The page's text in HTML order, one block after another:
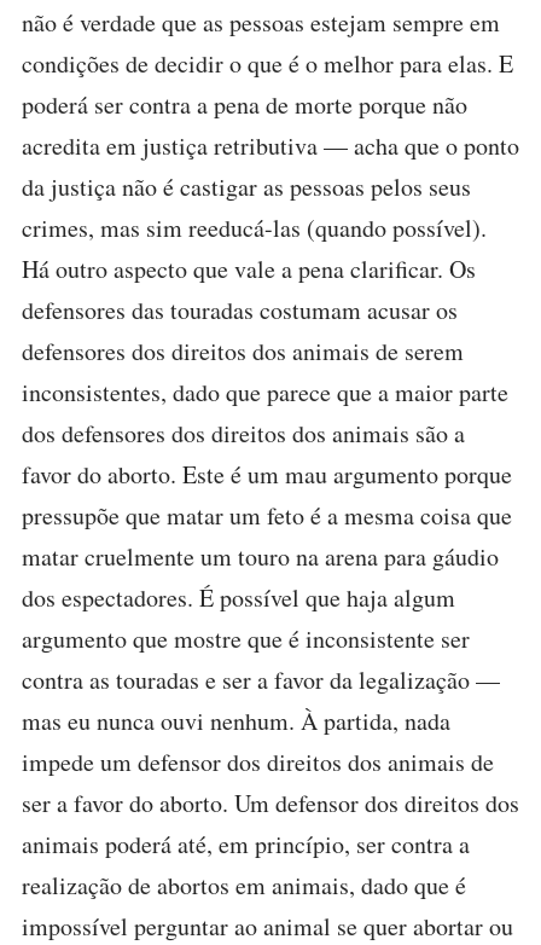
não é verdade que as pessoas estejam sempre em
condições de decidir o que é o melhor para elas. E
poderá ser contra a pena de morte porque não
acredita em justiça retributiva — acha que o ponto
da justiça não é castigar as pessoas pelos seus
crimes, mas sim reeducá-las (quando possível).
Há outro aspecto que vale a pena clarificar. Os
defensores das touradas costumam acusar os
defensores dos direitos dos animais de serem
inconsistentes, dado que parece que a maior parte
dos defensores dos direitos dos animais são a
favor do aborto. Este é um mau argumento porque
pressupõe que matar um feto é a mesma coisa que
matar cruelmente um touro na arena para gáudio
dos espectadores. É possível que haja algum
argumento que mostre que é inconsistente ser
contra as touradas e ser a favor da legalização —
mas eu nunca ouvi nenhum. À partida, nada
impede um defensor dos direitos dos animais de
ser a favor do aborto. Um defensor dos direitos dos
animais poderá até, em princípio, ser contra a
realização de abortos em animais, dado que é
impossível perguntar ao animal se quer abortar ou